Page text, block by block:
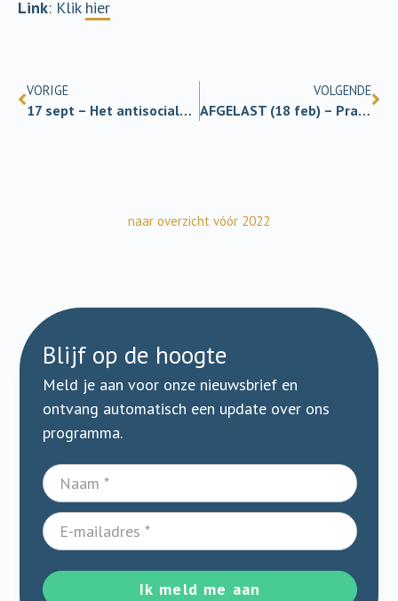
Link: Klik hier
VORIGE
17 sept – Het antisociale brein (live & online)
VOLGENDE
AFGELAST (18 feb) – Praten met je hersenen
naar overzicht vóór 2022
Blijf op de hoogte
Meld je aan voor onze nieuwsbrief en
ontvang automatisch een update over ons
programma.
Ik meld me aan